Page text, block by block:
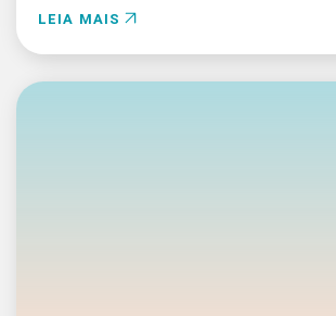
LEIA MAIS